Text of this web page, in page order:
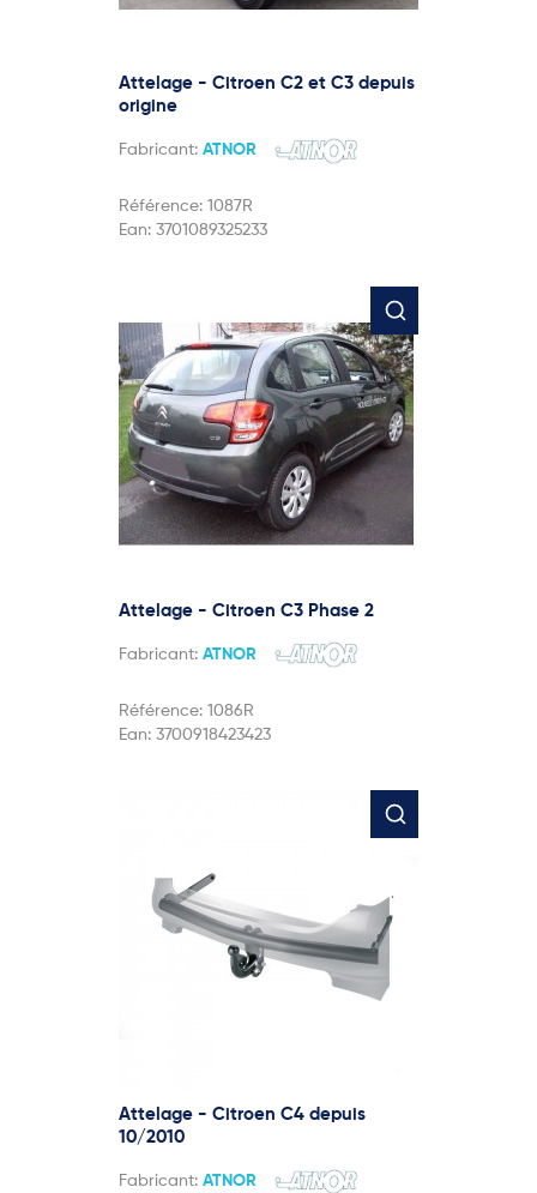
Attelage - Citroen C2 et C3 depuis
origine
Fabricant: ATNOR
Référence: 1087R
Ean: 3701089325233
Attelage - Citroen C3 Phase 2
Fabricant: ATNOR
Référence: 1086R
Ean: 3700918423423
Attelage - Citroen C4 depuis
10/2010
Fabricant: ATNOR